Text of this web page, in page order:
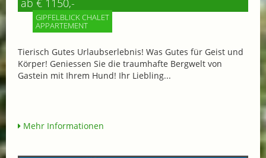
GIPFELBLICK CHALET
APPARTEMENT
Tierisch Gutes Urlaubserlebnis! Was Gutes für Geist und
Körper! Geniessen Sie die traumhafte Bergwelt von
Gastein mit Ihrem Hund! Ihr Liebling...
Mehr Informationen